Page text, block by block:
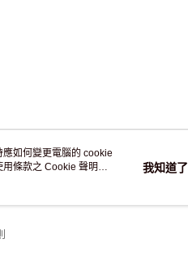
如何變更電腦的 cookie
條款之 Cookie 聲明使
我知道了